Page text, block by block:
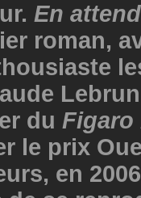
En
roman,
du Figaro
le prix
en